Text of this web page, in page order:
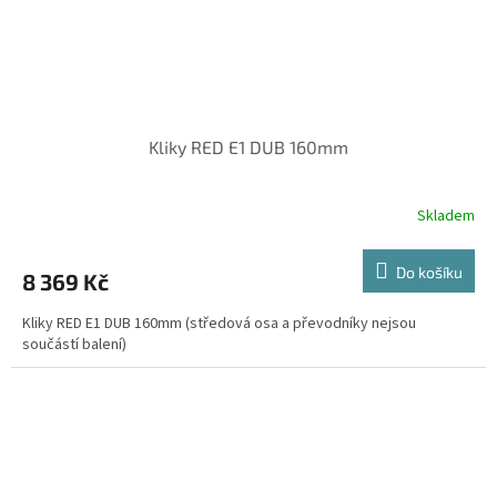
Kliky RED E1 DUB 160mm
Skladem
8 369 Kč Do košíku
Kliky RED E1 DUB 160mm (středová osa a převodníky nejsou
součástí balení)